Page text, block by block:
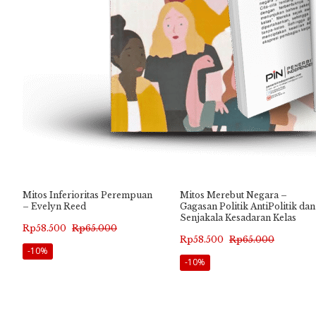
Mitos Inferioritas Perempuan
– Evelyn Reed
Rp65.000
Harga
aslinya
Rp58.500
Harga
saat
-10%
Mitos Merebut Negara –
Gagasan Politik AntiPolitik dan
Senjakala Kesadaran Kelas
Rp65.000
Harga
aslinya
Rp58.500
Harga
saat
-10%